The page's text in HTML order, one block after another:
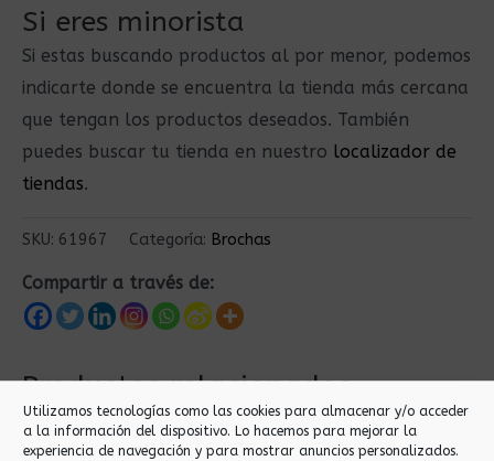
Utilizamos tecnologías como las cookies para almacenar y/o acceder
a la información del dispositivo. Lo hacemos para mejorar la
experiencia de navegación y para mostrar anuncios personalizados.
Si eres minorista
Si estas buscando productos al por menor, podemos
indicarte donde se encuentra la tienda más cercana
que tengan los productos deseados. También
puedes buscar tu tienda en nuestro localizador de
tiendas.
SKU: 61967 Categoría: Brochas
Compartir a través de:
Productos relacionados